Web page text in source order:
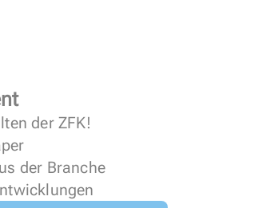
der ZFK!
der Branche